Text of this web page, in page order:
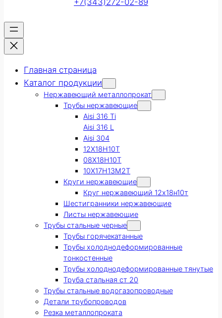
+7(343)272-02-89
Главная страница
Каталог продукции
Нержавеющий металлопрокат
Трубы нержавеющие
Aisi 316 Ti
Aisi 316 L
Aisi 304
12Х18Н10Т
08Х18Н10Т
10Х17Н13М2Т
Круги нержавеющие
Круг нержавеющий 12х18н10т
Шестигранники нержавеющие
Листы нержавеющие
Трубы стальные черные
Трубы горячекатанные
Трубы холоднодеформированные
тонкостенные
Трубы холоднодеформированные тянутые
Труба стальная ст 20
Трубы стальные водогазопроводные
Детали трубопроводов
Резка металлопроката